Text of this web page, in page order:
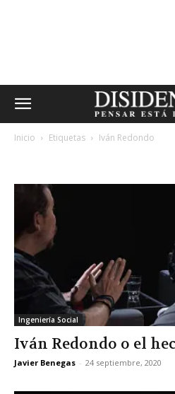
Inicio Etiquetas Iván Redondo
Ingeniería Social
Iván Redondo o el
Javier Benegas - 24 septiembre, 2020